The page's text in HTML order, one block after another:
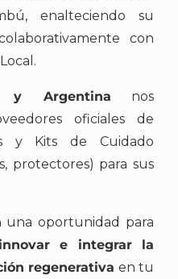
enalteciendo su
con
y Argentina nos
oficiales de
y Kits de Cuidado
protectores) para sus
una oportunidad para
e integrar la
regenerativa en tu